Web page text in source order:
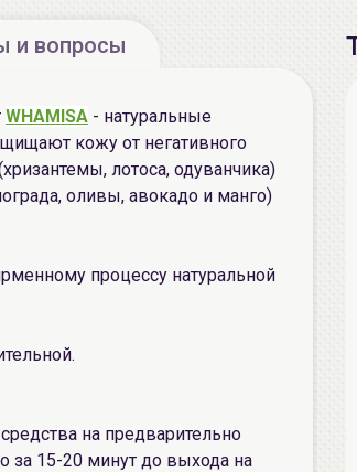
и вопросы
WHAMISA - натуральные
кожу от негативного
лотоса, одуванчика)
оливы, авокадо и манго)
процессу натуральной
на предварительно
за 15-20 минут до выхода на